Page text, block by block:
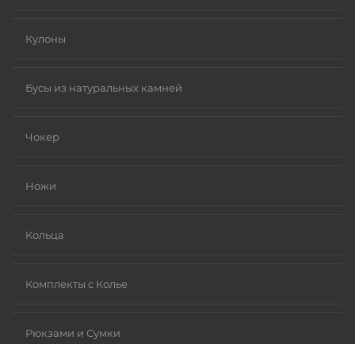
Кулоны
Бусы из натуральных камней
Чокер
Ножи
Кольца
Комплекты с Колье
Рюкзами и Сумки